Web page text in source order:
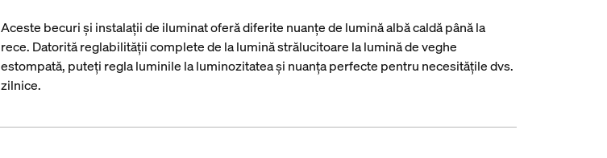
Aceste becuri și instalații de iluminat oferă diferite nuanțe de lumină albă caldă până la
rece. Datorită reglabilității complete de la lumină strălucitoare la lumină de veghe
estompată, puteți regla luminile la luminozitatea și nuanța perfecte pentru necesitățile dvs.
zilnice.